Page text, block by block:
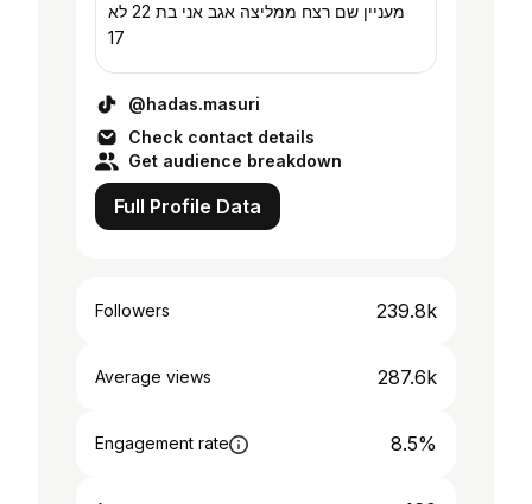
מעניין שם רצח ממליצה אגב אני בת 22 לא
17
@hadas.masuri
Check contact details
Get audience breakdown
Full Profile Data
Followers 239.8k
Average views 287.6k
Engagement rate 8.5%